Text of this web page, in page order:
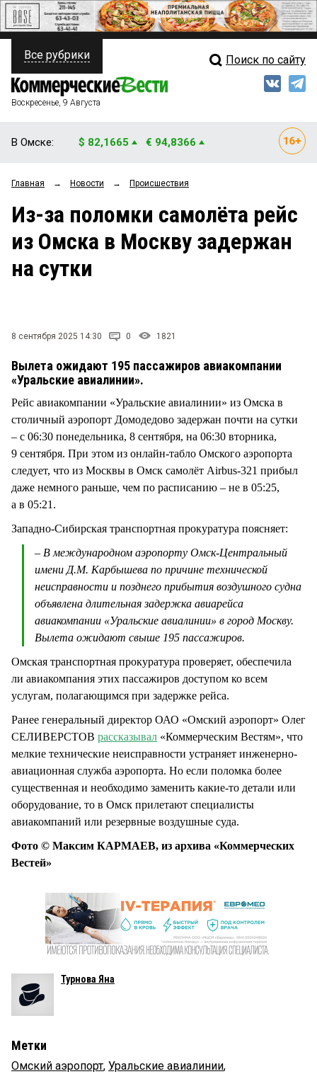
ПОЛИТИКА
ФИНАНСЫ
ОБЩЕСТВО
ЗАКОН
НОВОСТИ КОМПАНИЙ
Свежий выпуск
Мнения
Рейтинги
Блоги
Все рубрики Поиск по сайту
Воскресенье, 9 Августа
В Омске: $ 82,1665 € 94,8366
Главная → Новости → Происшествия
Из-за поломки самолёта рейс
из Омска в Москву задержан
на сутки
8 сентября 2025 14:30 0 1821
Вылета ожидают 195 пассажиров авиакомпании
«Уральские авиалинии».
Рейс авиакомпании «Уральские авиалинии» из Омска в
столичный аэропорт Домодедово задержан почти на сутки
– с 06:30 понедельника, 8 сентября, на 06:30 вторника,
9 сентября. При этом из онлайн-табло Омского аэропорта
следует, что из Москвы в Омск самолёт Airbus-321 прибыл
даже немного раньше, чем по расписанию – не в 05:25,
а в 05:21.
Западно-Сибирская транспортная прокуратура поясняет:
– В международном аэропорту Омск-Центральный
имени Д.М. Карбышева по причине технической
неисправности и позднего прибытия воздушного судна
объявлена длительная задержка авиарейса
авиакомпании «Уральские авиалинии» в город Москву.
Вылета ожидают свыше 195 пассажиров.
Омская транспортная прокуратура проверяет, обеспечила
ли авиакомпания этих пассажиров доступом ко всем
услугам, полагающимся при задержке рейса.
Ранее генеральный директор ОАО «Омский аэропорт» Олег
СЕЛИВЕРСТОВ рассказывал «Коммерческим Вестям», что
мелкие технические неисправности устраняет инженерно-
авиационная служба аэропорта. Но если поломка более
существенная и необходимо заменить какие-то детали или
оборудование, то в Омск прилетают специалисты
авиакомпаний или резервные воздушные суда.
Фото © Максим КАРМАЕВ, из архива «Коммерческих
Вестей»
Турнова Яна
Метки
Омский аэропорт, Уральские авиалинии,